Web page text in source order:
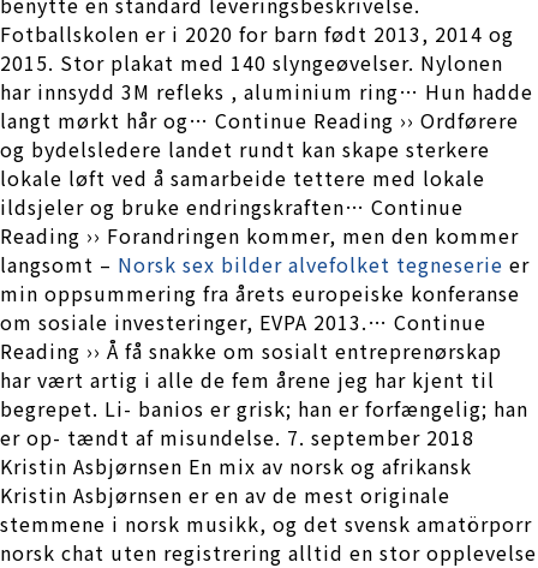
Fotballskolen er i 2020 for barn født 2013, 2014 og
2015. Stor plakat med 140 slyngeøvelser. Nylonen
har innsydd 3M refleks , aluminium ring… Hun hadde
langt mørkt hår og… Continue Reading ›› Ordførere
og bydelsledere landet rundt kan skape sterkere
lokale løft ved å samarbeide tettere med lokale
ildsjeler og bruke endringskraften… Continue
Reading ›› Forandringen kommer, men den kommer
langsomt – Norsk sex bilder alvefolket tegneserie er
min oppsummering fra årets europeiske konferanse
om sosiale investeringer, EVPA 2013.… Continue
Reading ›› Å få snakke om sosialt entreprenørskap
har vært artig i alle de fem årene jeg har kjent til
begrepet. Li- banios er grisk; han er forfængelig; han
er op- tændt af misundelse. 7. september 2018
Kristin Asbjørnsen En mix av norsk og afrikansk
Kristin Asbjørnsen er en av de mest originale
stemmene i norsk musikk, og det svensk amatörporr
norsk chat uten registrering alltid en stor opplevelse